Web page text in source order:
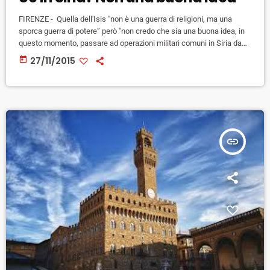
FIRENZE - Quella dell'Isis "non è una guerra di religioni, ma una
sporca guerra di potere” però "non credo che sia una buona idea, in
questo momento, passare ad operazioni militari comuni in Siria da
parte dell'Ue". Parole dell'Alto rappresentante per la politica estera e
di difesa della Ue, Federica Mogherini, intervenuta stamani Palazzo
today 27/11/2015
insert_link